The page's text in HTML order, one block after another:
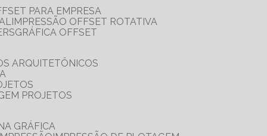
PARA EMPRESA
IMPRESSÃO OFFSET ROTATIVA
GRÁFICA OFFSET
ARQUITETÔNICOS
PROJETOS
GRÁFICA